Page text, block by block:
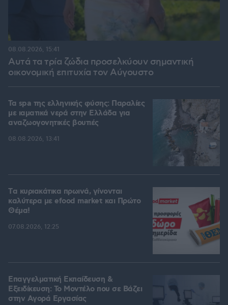
Αυτά τα τρία ζώδια προσελκύουν σημαντική
οικονομική επιτυχία τον Αύγουστο
08.08.2026, 15:41
Τα spa της ελληνικής φύσης: Παραλίες
με ιαματικά νερά στην Ελλάδα για
αναζωογονητικές βουτιές
08.08.2026, 13:41
Tα κυριακάτικα πρωινά, γίνονται
καλύτερα με efood market και Πρώτο
Θέμα!
07.08.2026, 12:25
Επαγγελματική Εκπαίδευση &
Εξειδίκευση: Το Mοντέλο που σε Bάζει
στην Aγορά Eργασίας